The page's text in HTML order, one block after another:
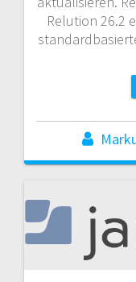
Relution 26.2